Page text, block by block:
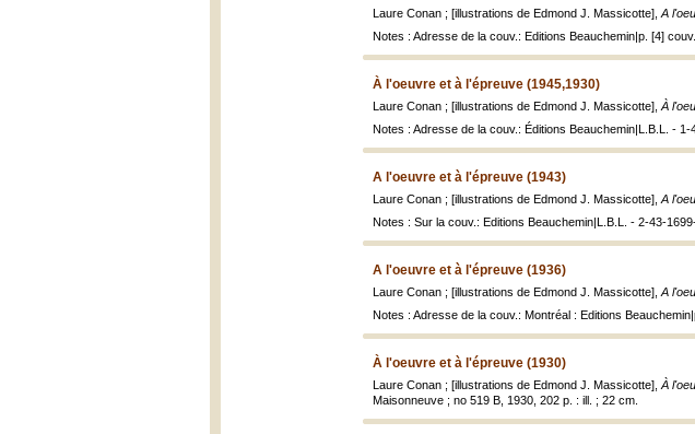
Laure Conan ; [illustrations de Edmond J. Massicotte], A
Notes : Adresse de la couv.: Editions Beauchemin|p. [4]
À l'oeuvre et à l'épreuve (1945,1930)
Laure Conan ; [illustrations de Edmond J. Massicotte], À
Notes : Adresse de la couv.: Éditions Beauchemin|L.B.L. -
A l'oeuvre et à l'épreuve (1943)
Laure Conan ; [illustrations de Edmond J. Massicotte], A
Notes : Sur la couv.: Editions Beauchemin|L.B.L. - 2-43-
A l'oeuvre et à l'épreuve (1936)
Laure Conan ; [illustrations de Edmond J. Massicotte], A
Notes : Adresse de la couv.: Montréal : Editions
À l'oeuvre et à l'épreuve (1930)
Laure Conan ; [illustrations de Edmond J. Massicotte], À
Maisonneuve ; no 519 B, 1930, 202 p. : ill. ; 22 cm.